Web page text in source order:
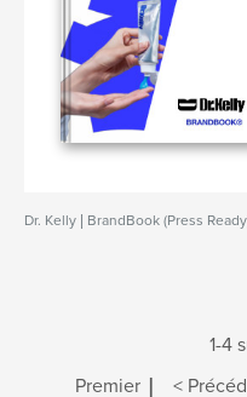
Dr. Kelly | BrandBook (Press
1-4
Premier | <